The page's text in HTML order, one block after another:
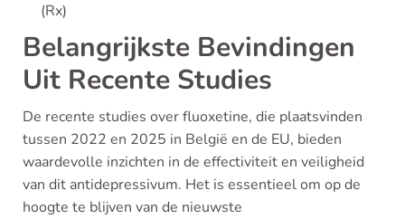
(Rx)
Belangrijkste Bevindingen
Uit Recente Studies
De recente studies over fluoxetine, die plaatsvinden
tussen 2022 en 2025 in België en de EU, bieden
waardevolle inzichten in de effectiviteit en veiligheid
van dit antidepressivum. Het is essentieel om op de
hoogte te blijven van de nieuwste